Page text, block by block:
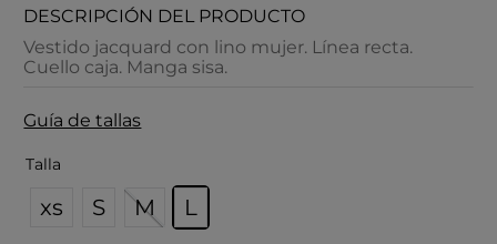
DESCRIPCIÓN DEL PRODUCTO
Vestido jacquard con lino mujer. Línea recta.
Cuello caja. Manga sisa.
Guía de tallas
Talla
xs S M L